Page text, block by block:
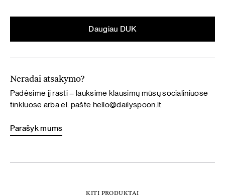
Daugiau DUK
Neradai atsakymo?
Padėsime jį rasti – lauksime klausimų mūsų socialiniuose
tinkluose arba el. pašte hello@dailyspoon.lt
Parašyk mums
KITI PRODUKTAI